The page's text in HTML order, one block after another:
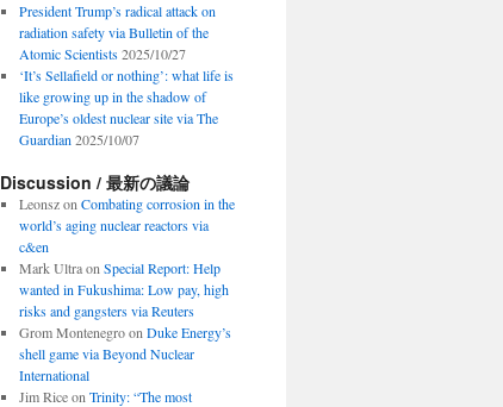
President Trump’s radical attack on
radiation safety via Bulletin of the
Atomic Scientists 2025/10/27
‘It’s Sellafield or nothing’: what life is
like growing up in the shadow of
Europe’s oldest nuclear site via The
Guardian 2025/10/07
Discussion / 最新の議論
Leonszon Combating corrosion in the
world’s aging nuclear reactors via
c&en
Mark Ultraon Special Report: Help
wanted in Fukushima: Low pay, high
risks and gangsters via Reuters
Grom Montenegroon Duke Energy’s
shell game via Beyond Nuclear
International
Jim Riceon Trinity: “The most